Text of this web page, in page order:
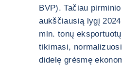
BVP). Tačiau
aukščiausią lygį
mln. tonų
tikimasi,
didelę grėsmę